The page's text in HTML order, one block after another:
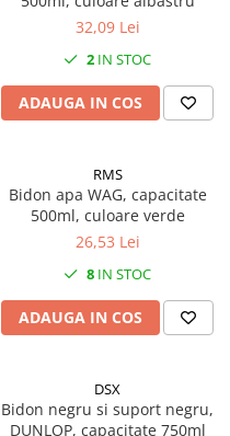
32,09 Lei
2 IN STOC
ADAUGA IN COS
RMS
Bidon apa WAG, capacitate
500ml, culoare verde
26,53 Lei
8 IN STOC
ADAUGA IN COS
DSX
Bidon negru si suport negru,
DUNLOP, capacitate 750ml